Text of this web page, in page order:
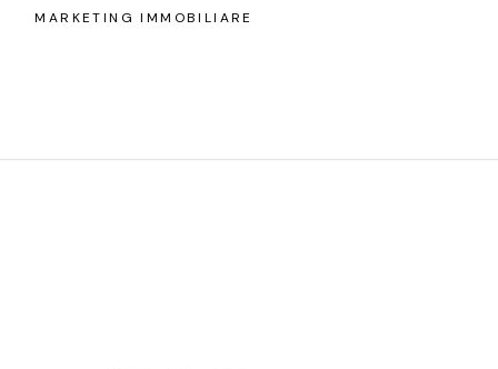
MARKETING IMMOBILIARE